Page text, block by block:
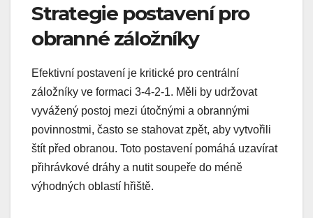
Strategie postavení pro
obranné záložníky
Efektivní postavení je kritické pro centrální
záložníky ve formaci 3-4-2-1. Měli by udržovat
vyvážený postoj mezi útočnými a obrannými
povinnostmi, často se stahovat zpět, aby vytvořili
štít před obranou. Toto postavení pomáhá uzavírat
přihrávkové dráhy a nutit soupeře do méně
výhodných oblastí hřiště.